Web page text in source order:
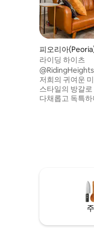
피오리아
라이딩 하이츠
저희의 귀여운
스타일의 방갈
다채롭고 독특